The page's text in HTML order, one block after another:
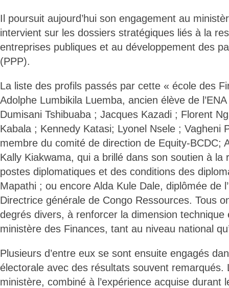
Il poursuit aujourd’hui son engagement au
intervient sur les dossiers stratégiques liés à la
entreprises publiques et au développement des
(PPP).
La liste des profils passés par cette « école des
Adolphe Lumbikila Luemba, ancien élève de
Dumisani Tshibuaba ; Jacques Kazadi ; Florent
Kabala ; Kennedy Katasi; Lyonel Nsele ; Vagheni
membre du comité de direction de Equity-BCDC;
Kally Kiakwama, qui a brillé dans son soutien à la
postes diplomatiques et des conditions des
Mapathi ; ou encore Alda Kule Dale, diplômée de
Directrice générale de Congo Ressources. Tous
degrés divers, à renforcer la dimension
ministère des Finances, tant au niveau national
Plusieurs d’entre eux se sont ensuite engagés
électorale avec des résultats souvent remarqués.
ministère, combiné à l’expérience acquise durant